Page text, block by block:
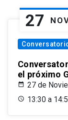
27
el próximo
27 de
13:30 a